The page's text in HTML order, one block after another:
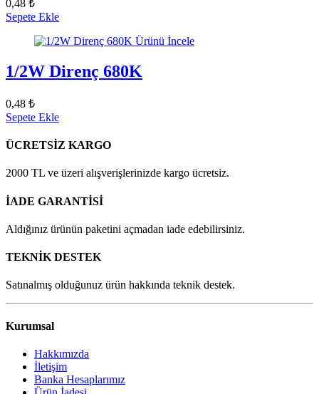
0,48 ₺
Sepete Ekle
Ürünü İncele
1/2W Direnç 680K
0,48 ₺
Sepete Ekle
ÜCRETSİZ KARGO
2000 TL ve üzeri alışverişlerinizde kargo ücretsiz.
İADE GARANTİSİ
Aldığınız ürünün paketini açmadan iade edebilirsiniz.
TEKNİK DESTEK
Satınalmış olduğunuz ürün hakkında teknik destek.
Kurumsal
Hakkımızda
İletişim
Banka Hesaplarımız